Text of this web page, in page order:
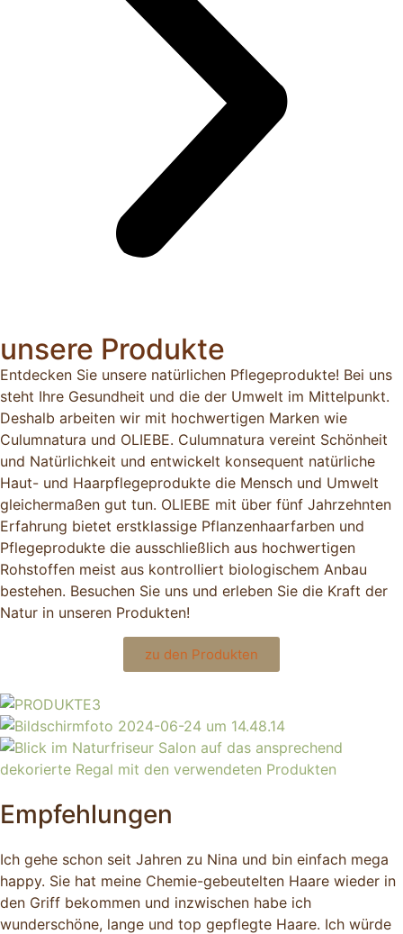
unsere Produkte
Entdecken Sie unsere natürlichen Pflegeprodukte! Bei uns
steht Ihre Gesundheit und die der Umwelt im Mittelpunkt.
Deshalb arbeiten wir mit hochwertigen Marken wie
Culumnatura und OLIEBE. Culumnatura vereint Schönheit
und Natürlichkeit und entwickelt konsequent natürliche
Haut- und Haarpflegeprodukte die Mensch und Umwelt
gleichermaßen gut tun. OLIEBE mit über fünf Jahrzehnten
Erfahrung bietet erstklassige Pflanzenhaarfarben und
Pflegeprodukte die ausschließlich aus hochwertigen
Rohstoffen meist aus kontrolliert biologischem Anbau
bestehen. Besuchen Sie uns und erleben Sie die Kraft der
Natur in unseren Produkten!
zu den Produkten
Empfeh­lungen
Ich gehe schon seit Jahren zu Nina und bin einfach mega
happy. Sie hat meine Chemie-gebeutelten Haare wieder in
den Griff bekommen und inzwischen habe ich
wunderschöne, lange und top gepflegte Haare. Ich würde